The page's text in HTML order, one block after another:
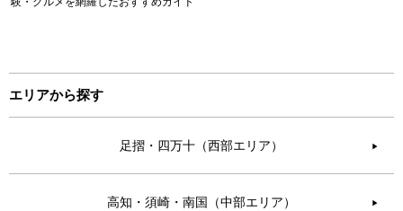
エリアから探す
足摺・四万十（西部エリア） ▶︎
高知・須崎・南国（中部エリア） ▶︎